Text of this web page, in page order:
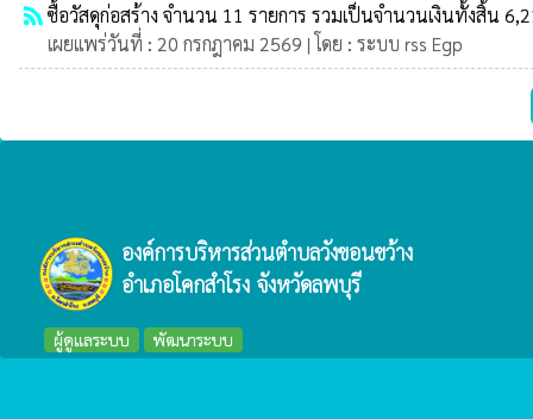
rss_feedซื้อวัสดุก่อสร้าง จำนวน 11 รายการ รวมเป็นจำนวนเงินทั้งสิ้น
เผยแพร่วันที่ : 20 กรกฎาคม 2569 | โดย : ระบบ rss Egp
องค์การบริหารส่วนตำบลวังขอนขว้าง
อำเภอโคกสำโรง จังหวัดลพบุรี
ผู้ดูแลระบบ พัฒนาระบบ